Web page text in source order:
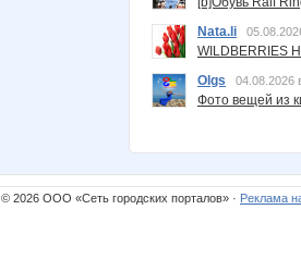
Nata.li
Olgs
04.08.2026
Фото вещей из
© 2026 ООО «Сеть городских порталов» · Реклама